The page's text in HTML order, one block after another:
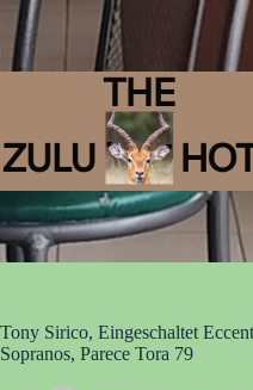
Tony Sirico, Eingeschaltet
Sopranos, Parece Tora 79